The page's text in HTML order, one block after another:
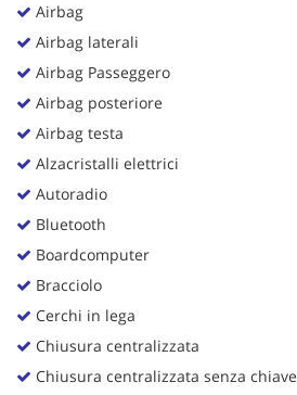
Airbag
Airbag laterali
Airbag Passeggero
Airbag posteriore
Airbag testa
Alzacristalli elettrici
Autoradio
Bluetooth
Boardcomputer
Bracciolo
Cerchi in lega
Chiusura centralizzata
Chiusura centralizzata senza chiave